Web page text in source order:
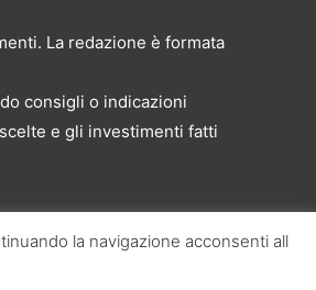
La redazione è formata
consigli o indicazioni
e gli investimenti fatti
la navigazione acconsenti all